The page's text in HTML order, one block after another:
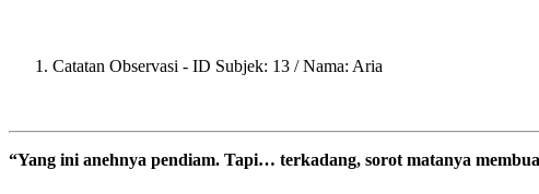
Catatan Observasi - ID Subjek: 13 / Nama: Aria
“Yang ini anehnya pendiam. Tapi… terkadang, sorot matanya